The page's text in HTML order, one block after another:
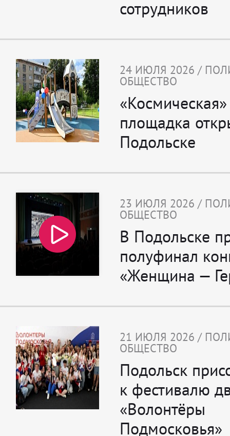
сотрудников
24 ИЮЛЯ 2026 /
ОБЩЕСТВО
площадка
Подольске
23 ИЮЛЯ 2026 /
ОБЩЕСТВО
В Подольске
полуфинал
«Женщина —
21 ИЮЛЯ 2026 /
ОБЩЕСТВО
Подольск
к фестивалю
«Волонтёры
Подмосковья»